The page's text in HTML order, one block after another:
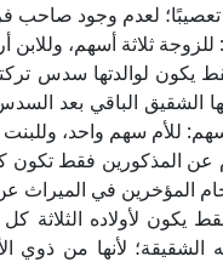
تعصيبًا؛ لعدم وجود
ثلاثة أسهم،
يكون لوالدتها سدس
الشقيق الباقي بعد
للأم سهم واحد، وللبنت
بوفاة الزوجة قبل عام 1946م عن
المؤخرين في
يكون لأولاده
لأنها من ذوي